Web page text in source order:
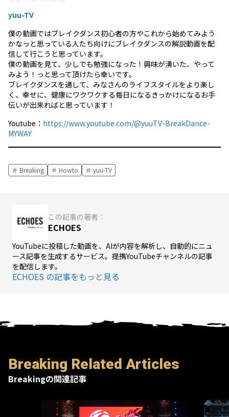
yuu-TV
僕の動画ではブレイクダンス初心者の方やこれから始めてみよう
かなっと思っている人たち向けにブレイクダンスの解説動画を配
信して行こうと思っています。
僕の動画を見て、少しでも勉強になった！興味が湧いた、やって
みよう！っと思って頂けたら幸いです。
ブレイクダンスを通して、みなさんのライフスタイルをより楽し
く、幸せに、健康にワクワクする毎日になるきっかけになるお手
伝いが出来ればと思っています！
Youtube： https://www.youtube.com/@yuuTV-BreakDance-
MYWAY
Breaking Howto yuu-TV
この記事の著者：
ECHOES
YouTubeに投稿した動画を、AIが内容を解析し、自動的にニュ
ース記事を生成するサービス。提携YouTubeチャンネルの記事
を配信します。
ECHOES の記事をもっと見る
Breaking Related Articles
Breakingの関連記事